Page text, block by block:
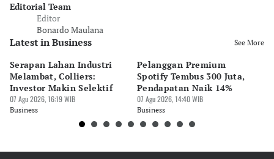
Editorial Team
Editor
Bonardo Maulana
Latest in Business See More
Serapan Lahan Industri
Melambat, Colliers:
Investor Makin Selektif
07 Agu 2026, 16:19 WIB
Business
Pelanggan Premium
Spotify Tembus 300 Juta,
Pendapatan Naik 14%
07 Agu 2026, 14:40 WIB
Business